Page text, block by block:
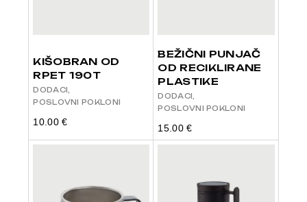
KIŠOBRAN OD
RPET 190T
DODACI
POSLOVNI POKLONI
10.00€
BEŽIČNI PUNJAČ
OD RECIKLIRANE
PLASTIKE
DODACI
POSLOVNI POKLONI
15.00€